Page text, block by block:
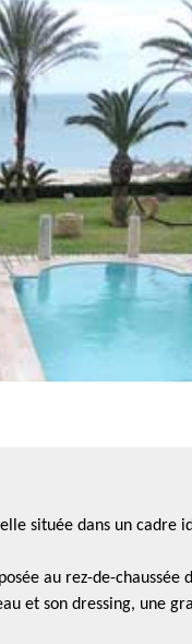
située dans un cadre
au rez-de-chaussée
et son dressing, une